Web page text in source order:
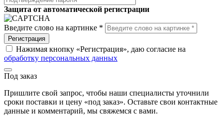
Защита от автоматической регистрации
Введите слово на картинке *
Регистрация
Нажимая кнопку «Регистрация», даю согласие на
обработку персональных данных
Под заказ
Пришлите свой запрос, чтобы наши специалисты уточнили
сроки поставки и цену «под заказ». Оставьте свои контактные
данные и комментарий, мы свяжемся с вами.